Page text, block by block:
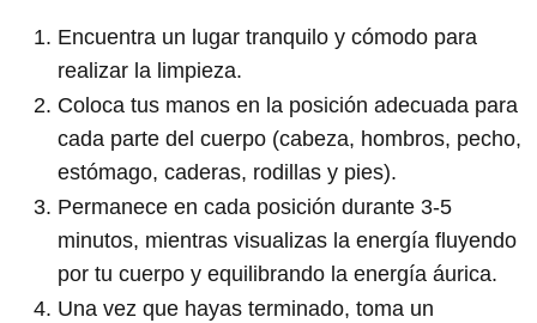
Encuentra un lugar tranquilo y cómodo para
realizar la limpieza.
Coloca tus manos en la posición adecuada para
cada parte del cuerpo (cabeza, hombros, pecho,
estómago, caderas, rodillas y pies).
Permanece en cada posición durante 3-5
minutos, mientras visualizas la energía fluyendo
por tu cuerpo y equilibrando la energía áurica.
Una vez que hayas terminado, toma un